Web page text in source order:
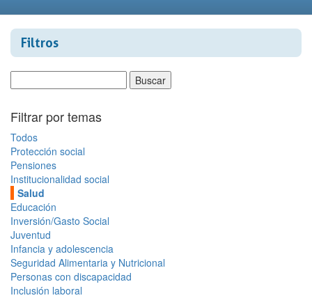
Filtros
Filtrar por temas
Todos
Protección social
Pensiones
Institucionalidad social
Salud
Educación
Inversión/Gasto Social
Juventud
Infancia y adolescencia
Seguridad Alimentaria y Nutricional
Personas con discapacidad
Inclusión laboral